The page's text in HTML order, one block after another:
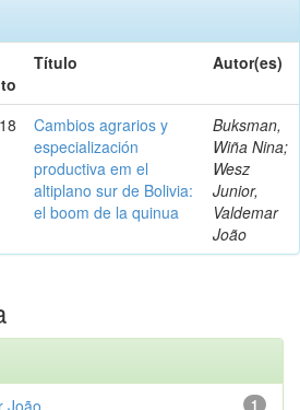
Título Autor(es)
Cambios agrarios y
especialización
productiva em el
altiplano sur de Bolivia:
el boom de la quinua
Buksman,
Wiña Nina;
Wesz
Junior,
Valdemar
João
1
João